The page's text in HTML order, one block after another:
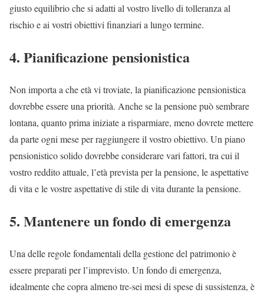
giusto equilibrio che si adatti al vostro livello di tolleranza al
rischio e ai vostri obiettivi finanziari a lungo termine.
4. Pianificazione pensionistica
Non importa a che età vi troviate, la pianificazione pensionistica
dovrebbe essere una priorità. Anche se la pensione può sembrare
lontana, quanto prima iniziate a risparmiare, meno dovrete mettere
da parte ogni mese per raggiungere il vostro obiettivo. Un piano
pensionistico solido dovrebbe considerare vari fattori, tra cui il
vostro reddito attuale, l’età prevista per la pensione, le aspettative
di vita e le vostre aspettative di stile di vita durante la pensione.
5. Mantenere un fondo di emergenza
Una delle regole fondamentali della gestione del patrimonio è
essere preparati per l’imprevisto. Un fondo di emergenza,
idealmente che copra almeno tre-sei mesi di spese di sussistenza, è